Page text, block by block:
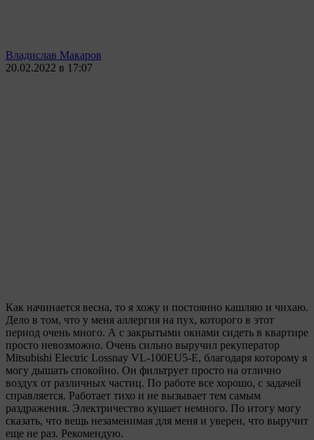
Владислав Макаров
20.02.2022 в 17:07
Как начинается весна, то я хожу и постоянно кашляю и чихаю.
Дело в том, что у меня аллергия на пух, которого в этот
период очень много. А с закрытыми окнами сидеть в квартире
просто невозможно. Очень сильно выручил рекуператор
Mitsubishi Electric Lossnay VL-100EU5-E, благодаря которому я
могу дышать спокойно. Он фильтрует просто на отлично
воздух от различных частиц. По работе все хорошо, с задачей
справляется. Работает тихо и не вызывает тем самым
раздражения. Электричество кушает немного. По итогу могу
сказать, что вещь незаменимая для меня и уверен, что выручит
еще не раз. Рекомендую.